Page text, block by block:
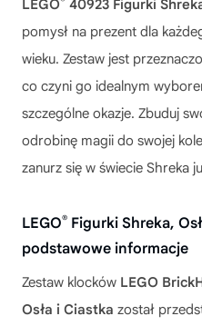
LEGO 40923 Figurki
pomysł na prezent dla
wieku. Zestaw jest
co czyni go idealnym
szczególne okazje. Zbuduj
odrobinę magii do swojej
zanurz się w świecie Shreka
LEGO® Figurki Shreka,
podstawowe informacje
Zestaw klocków LEGO
Osła i Ciastka został